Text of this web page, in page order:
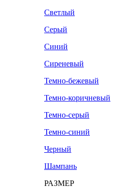
Светлый
Серый
Синий
Сиреневый
Темно-бежевый
Темно-коричневый
Темно-серый
Темно-синий
Черный
Шампань
РАЗМЕР